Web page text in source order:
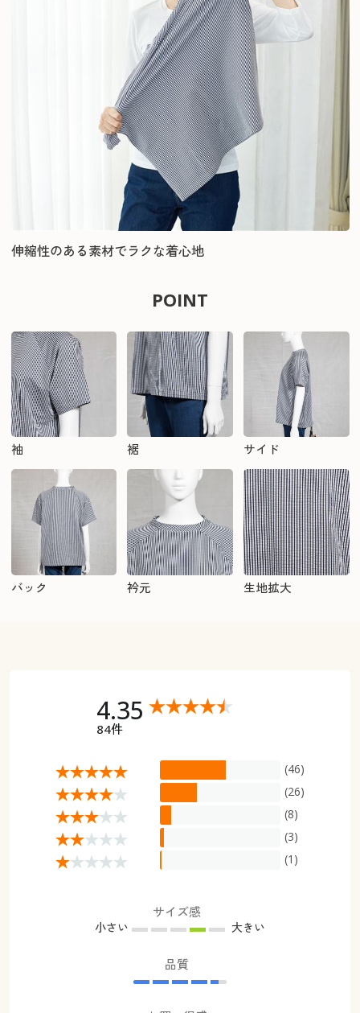
伸縮性のある素材でラクな着心地
POINT
袖 裾 サイド
バック 衿元 生地拡大
4.35
84件
(46)
(26)
(8)
(3)
(1)
サイズ感
小さい 大きい
品質